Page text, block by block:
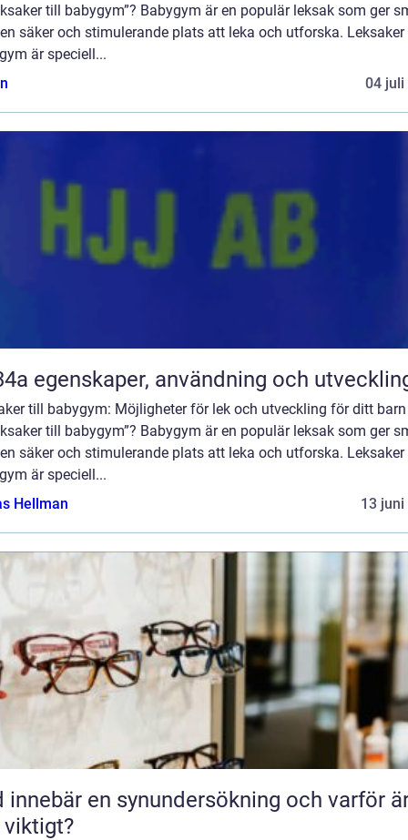
till babygym”? Babygym är en populär leksak som ger
säker och stimulerande plats att leka och utforska.
är speciell...
04 juli
R134a egenskaper, användning och
till babygym: Möjligheter för lek och utveckling för ditt
till babygym”? Babygym är en populär leksak som ger
säker och stimulerande plats att leka och utforska.
är speciell...
Hellman
13 juni
innebär en synundersökning och varför